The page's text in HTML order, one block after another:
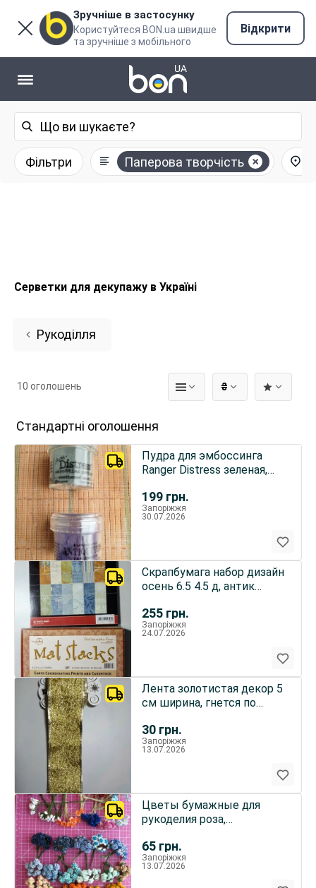
Зручніше в застосунку
Користуйтеся BON.ua швидше
та зручніше з мобільного
Відкрити
Фільтри Паперова творчість
Серветки для декупажу в Україні
Рукоділля
₴
10 оголошень
Стандартні оголошення
199 грн.
Пудра для эмбоссинга
Ranger Distress зеленая,
Запоріжжя
30.07.2026
255 грн.
Скрапбумага набор дизайн
осень 6.5 4.5 д, антик
Запоріжжя
24.07.2026
30 грн.
Лента золотистая декор 5
см ширина, гнется по
Запоріжжя
13.07.2026
65 грн.
Цветы бумажные для
рукоделия роза,
мелкие
Запоріжжя
13.07.2026